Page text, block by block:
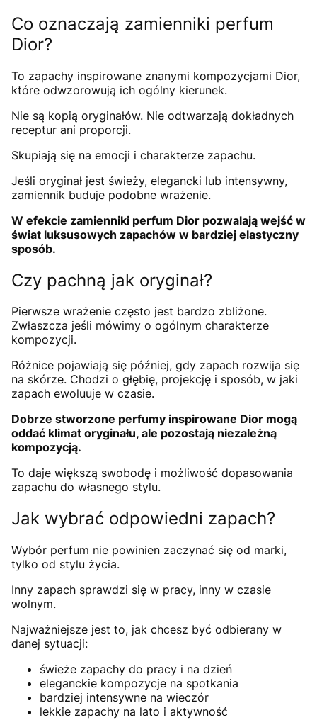
Co oznaczają zamienniki perfum
Dior?
To zapachy inspirowane znanymi kompozycjami Dior,
które odwzorowują ich ogólny kierunek.
Nie są kopią oryginałów. Nie odtwarzają dokładnych
receptur ani proporcji.
Skupiają się na emocji i charakterze zapachu.
Jeśli oryginał jest świeży, elegancki lub intensywny,
zamiennik buduje podobne wrażenie.
W efekcie zamienniki perfum Dior pozwalają wejść w
świat luksusowych zapachów w bardziej elastyczny
sposób.
Czy pachną jak oryginał?
Pierwsze wrażenie często jest bardzo zbliżone.
Zwłaszcza jeśli mówimy o ogólnym charakterze
kompozycji.
Różnice pojawiają się później, gdy zapach rozwija się
na skórze. Chodzi o głębię, projekcję i sposób, w jaki
zapach ewoluuje w czasie.
Dobrze stworzone perfumy inspirowane Dior mogą
oddać klimat oryginału, ale pozostają niezależną
kompozycją.
To daje większą swobodę i możliwość dopasowania
zapachu do własnego stylu.
Jak wybrać odpowiedni zapach?
Wybór perfum nie powinien zaczynać się od marki,
tylko od stylu życia.
Inny zapach sprawdzi się w pracy, inny w czasie
wolnym.
Najważniejsze jest to, jak chcesz być odbierany w
danej sytuacji:
świeże zapachy do pracy i na dzień
eleganckie kompozycje na spotkania
bardziej intensywne na wieczór
lekkie zapachy na lato i aktywność